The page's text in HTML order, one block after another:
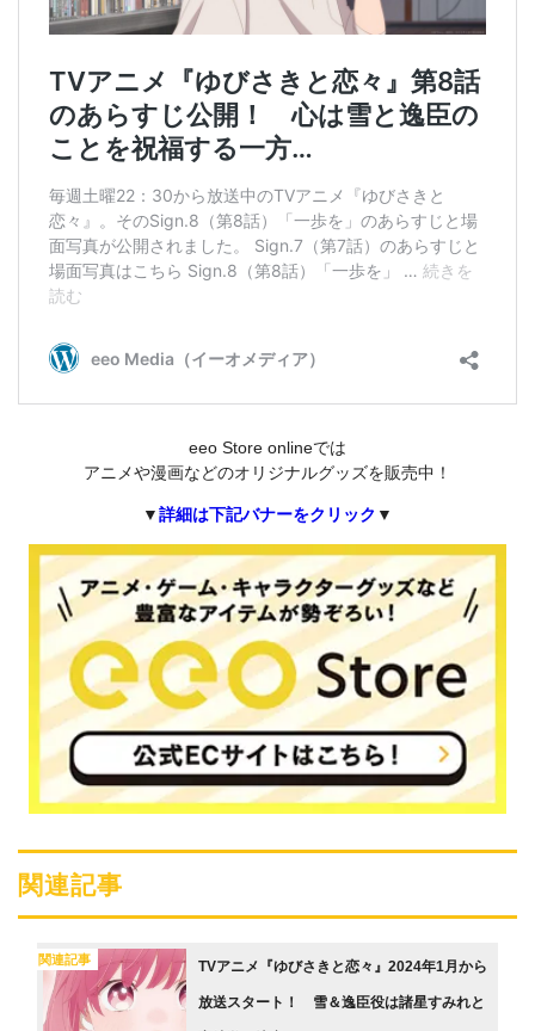
eeo Store onlineでは
アニメや漫画などのオリジナルグッズを販売中！
▼詳細は下記バナーをクリック ▼
関連記事
関連記事 TVアニメ『ゆびさきと恋々』2024年1月から
放送スタート！ 雪＆逸臣役は諸星すみれと